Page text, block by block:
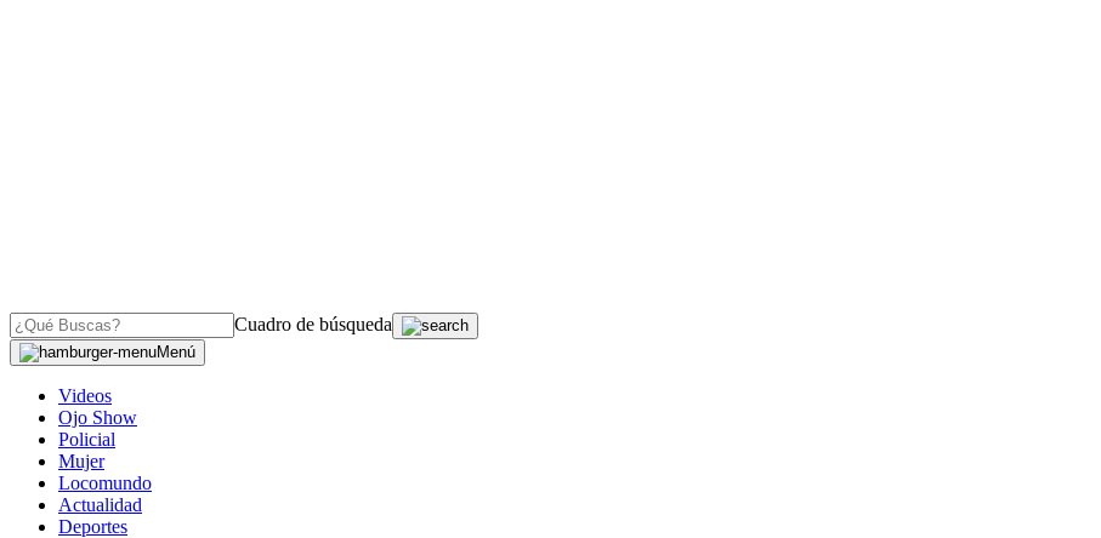
Cuadro de búsqueda
Menú
Videos
Ojo Show
Policial
Mujer
Locomundo
Actualidad
Deportes